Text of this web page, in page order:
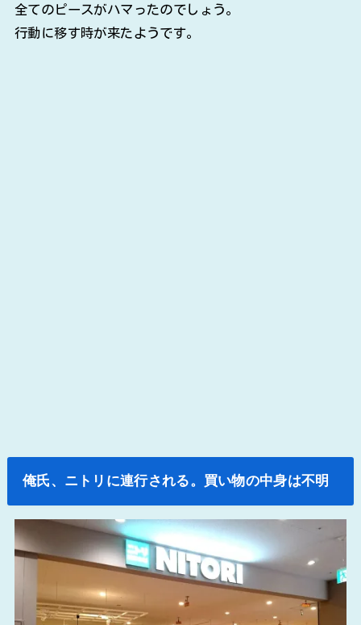
全てのピースがハマったのでしょう。
行動に移す時が来たようです。
俺氏、ニトリに連行される。買い物の中身は不明